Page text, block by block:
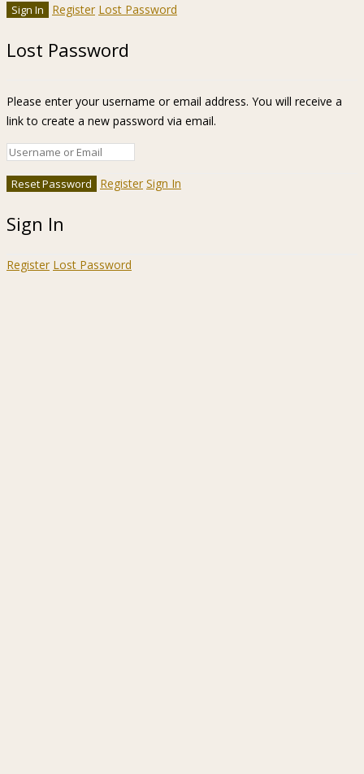
Register Lost Password
Lost Password
Please enter your username or email address. You will receive a
link to create a new password via email.
Register Sign In
Sign In
Register Lost Password